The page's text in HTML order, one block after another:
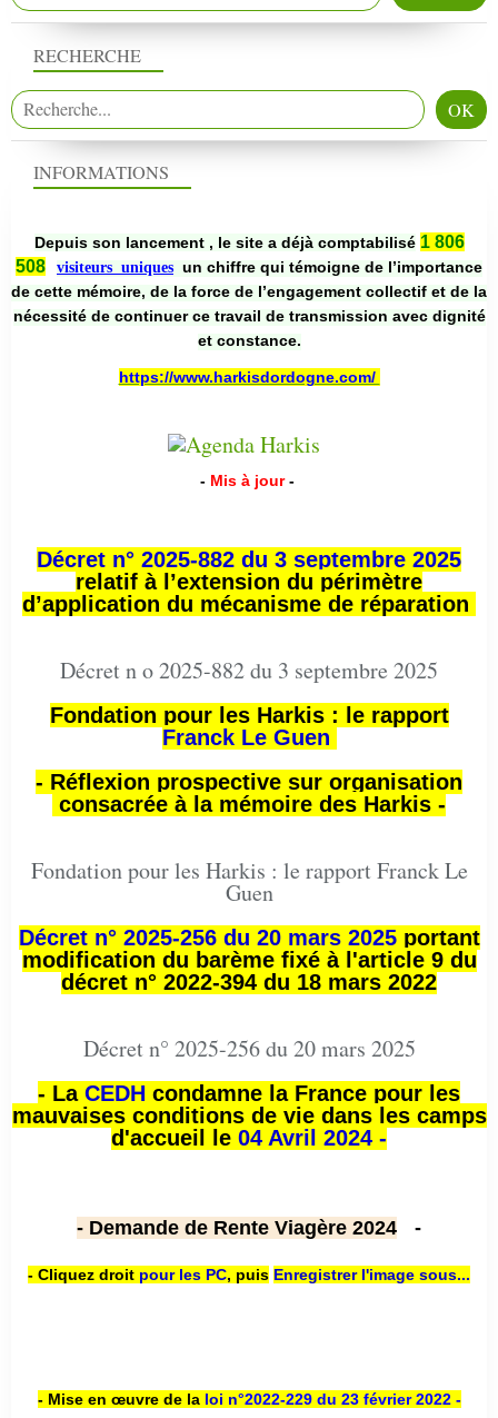
RECHERCHE
INFORMATIONS
Depuis son lancement , le site a déjà comptabilisé 1 806
508
visiteurs uniques un chiffre qui témoigne de l’importance
de cette mémoire, de la force de l’engagement collectif et de la
nécessité de continuer ce travail de transmission avec dignité
et constance.
https://www.harkisdordogne.com/
- Mis à jour -
Décret n° 2025-882 du 3 septembre 2025
relatif à l’extension du périmètre
d’application du mécanisme de réparation
Décret n o 2025-882 du 3 septembre 2025
Fondation pour les Harkis : le rapport
Franck Le Guen
- Réflexion prospective sur organisation
consacrée à la mémoire des Harkis -
Fondation pour les Harkis : le rapport Franck Le
Guen
Décret n° 2025-256 du 20 mars 2025portant
modification du barème fixé à l'article 9 du
décret n° 2022-394 du 18 mars 2022
Décret n° 2025-256 du 20 mars 2025
- La CEDH condamne la France pour les
mauvaises conditions de vie dans les camps
d'accueil le 04 Avril 2024 -
- Demande de Rente Viagère 2024 -
- Cliquez droit pour les PC, puis Enregistrer l'image sous...
- Mise en œuvre de la loi n°2022-229 du 23 février 2022 -